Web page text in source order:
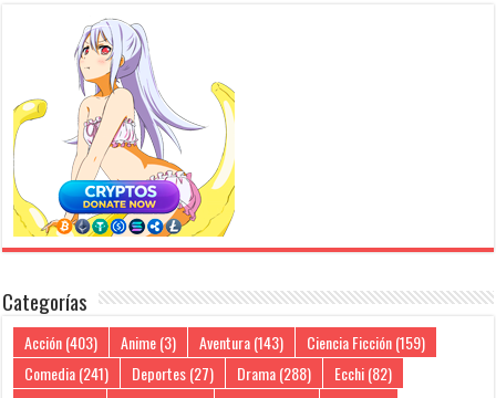
Categorías
Acción(403) Anime(3) Aventura(143) Ciencia Ficción(159)
Comedia(241) Deportes(27) Drama(288) Ecchi(82)